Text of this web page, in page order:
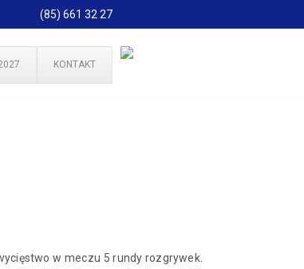
(85) 661 32 27
KONTAKT
w meczu 5 rundy rozgrywek.